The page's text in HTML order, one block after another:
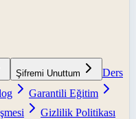
Şifremi Unuttum
Ders
Garantili Eğitim
Gizlilik Politikası